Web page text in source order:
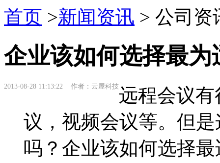
首页 >新闻资讯 > 公司资
企业该如何选择最
2013-08-28 11:13:22 作者：云屋科技远程会议
议，视频会议等。但
吗？企业该如何选择